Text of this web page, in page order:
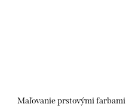
Maľovanie prstovými farbami